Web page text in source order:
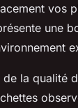
vos
une
la qualité